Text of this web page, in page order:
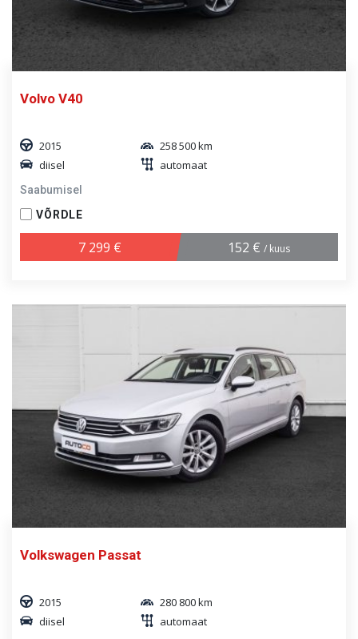
Volvo V40
2015
258 500 km
diisel
automaat
Saabumisel
VÕRDLE
7 299 € 152 € / kuus
Volkswagen Passat
2015
280 800 km
diisel
automaat